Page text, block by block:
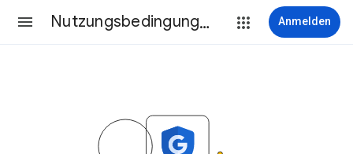
Nutzungsbedingungen Anmelden